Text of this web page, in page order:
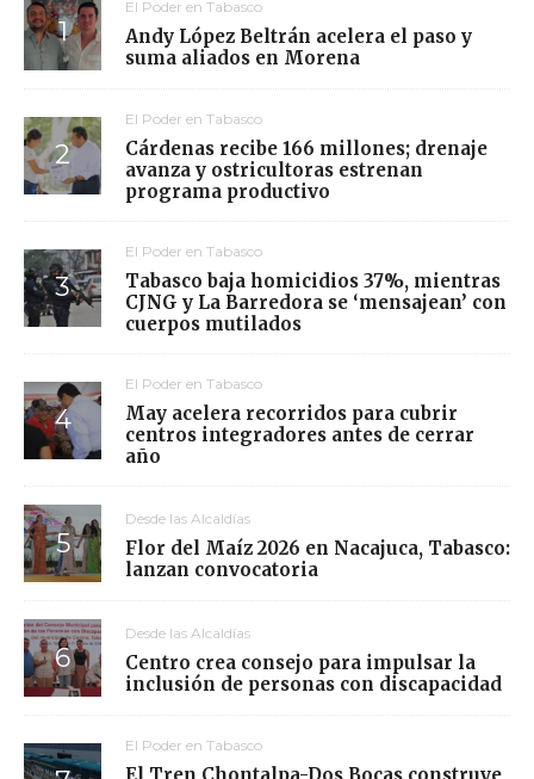
El Poder en Tabasco
Andy López Beltrán acelera el paso y
suma aliados en Morena
El Poder en Tabasco
Cárdenas recibe 166 millones; drenaje
avanza y ostricultoras estrenan
programa productivo
El Poder en Tabasco
Tabasco baja homicidios 37%, mientras
CJNG y La Barredora se ‘mensajean’ con
cuerpos mutilados
El Poder en Tabasco
May acelera recorridos para cubrir
centros integradores antes de cerrar
año
Desde las Alcaldías
Flor del Maíz 2026 en Nacajuca, Tabasco:
lanzan convocatoria
Desde las Alcaldías
Centro crea consejo para impulsar la
inclusión de personas con discapacidad
El Poder en Tabasco